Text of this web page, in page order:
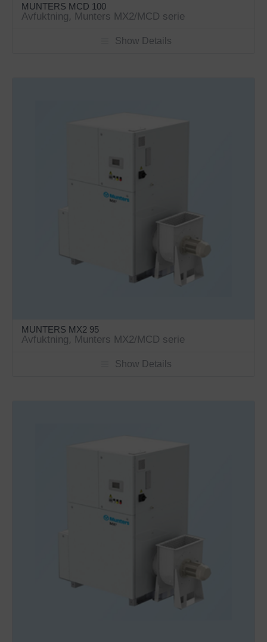
MUNTERS MCD 100
Avfuktning, Munters MX2/MCD serie
Show Details
MUNTERS MX2 95
Avfuktning, Munters MX2/MCD serie
Show Details